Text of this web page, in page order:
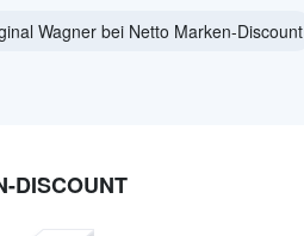
Wagner bei Netto Marken-Discount
DISCOUNT